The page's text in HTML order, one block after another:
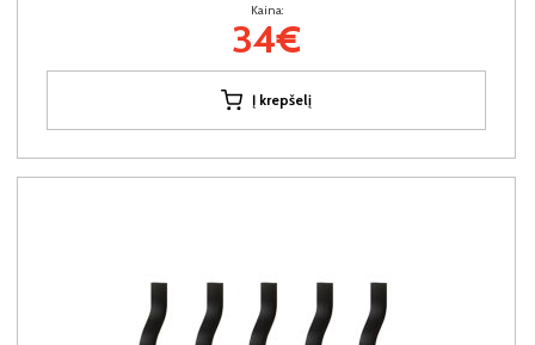
Kaina:
34€
Į krepšelį